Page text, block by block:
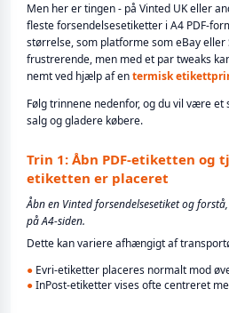
Men her er tingen - på Vinted UK eller
fleste forsendelsesetiketter i A4 PDF-
størrelse, som platforme som eBay eller
frustrerende, men med et par tweaks
nemt ved hjælp af entermisk
Følg trinnene nedenfor, og du vil være
salg og gladere købere.
Trin 1: Åbn PDF-etiketten og
etiketten er placeret
Åbn en Vinted forsendelsesetiket og
på A4-siden.
Dette kan variere afhængigt af
● Evri-etiketter placeres normalt mod
●InPost-etiketter vises ofte centreret